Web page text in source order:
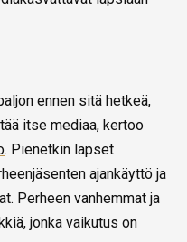
ennen sitä hetkeä,
itse mediaa, kertoo
. Pienetkin lapset
ajankäyttö ja
Perheen vanhemmat ja
jonka vaikutus on